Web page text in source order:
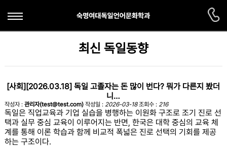
학과소개
전공소개
연혁
교수진
교육과정
학과활동
학생활동
해외연수프로그램
해오름회
게시판
공지사항
취업정보
TestDaF시험센터
최신 독일동향
[사회][2026.03.18] 독일 고졸자는 돈 많이 번다? 뭐가 다른지 봤더
니…
작성자 : 관리자(test@test.com) 작성일 : 2026-03-18 조회수 : 216
독일은 직업교육과 기업 실습을 병행하는 이원화 구조로 조기 진로 선
택과 실무 중심 교육이 이루어지는 반면, 한국은 대학 중심의 교육 체
계를 통해 이론 학습과 함께 비교적 폭넓은 진로 선택의 기회를 제공
하는 구조이다.